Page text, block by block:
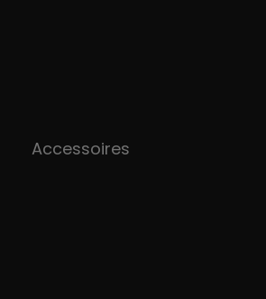
Accessoires